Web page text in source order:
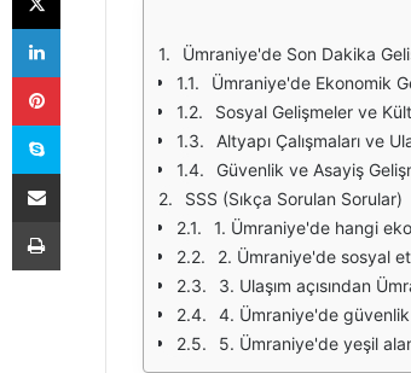
Ümraniye'de Son Dakika
Ümraniye'de Ekonomik
Sosyal Gelişmeler ve
Altyapı Çalışmaları ve
Güvenlik ve Asayiş
SSS (Sıkça Sorulan Sorular)
1. Ümraniye'de hangi
2. Ümraniye'de sosyal
3. Ulaşım açısından
4. Ümraniye'de güvenlik
5. Ümraniye'de yeşil
LinkedIn
Pinterest
Skype
E-Posta ile paylaş